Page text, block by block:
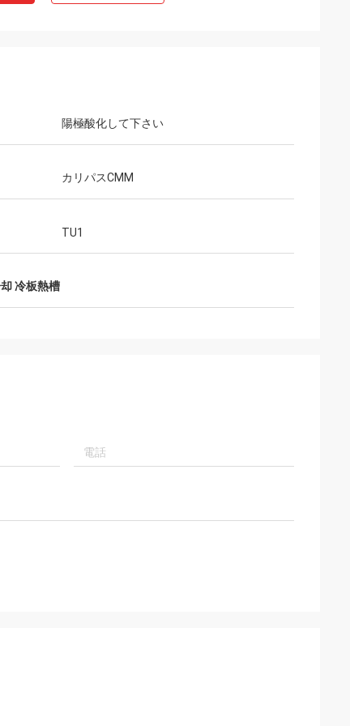
ジネスをする
LiFongは中国の私達の望ましい売り手の1
つです
陽極酸化して下さい
カリパスCMM
TU1
冷板熱槽